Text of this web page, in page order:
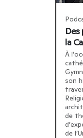
la
À
son
de
de